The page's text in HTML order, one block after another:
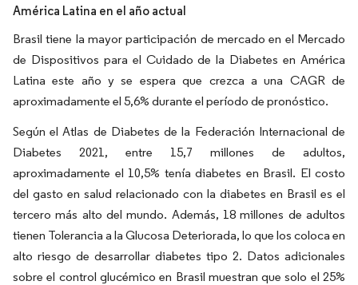
América Latina en el año actual
Brasil tiene la mayor participación de mercado en el Mercado
de Dispositivos para el Cuidado de la Diabetes en América
Latina este año y se espera que crezca a una CAGR de
aproximadamente el 5,6% durante el período de pronóstico.
Según el Atlas de Diabetes de la Federación Internacional de
Diabetes 2021, entre 15,7 millones de adultos,
aproximadamente el 10,5% tenía diabetes en Brasil. El costo
del gasto en salud relacionado con la diabetes en Brasil es el
tercero más alto del mundo. Además, 18 millones de adultos
tienen Tolerancia a la Glucosa Deteriorada, lo que los coloca en
alto riesgo de desarrollar diabetes tipo 2. Datos adicionales
sobre el control glucémico en Brasil muestran que solo el 25%